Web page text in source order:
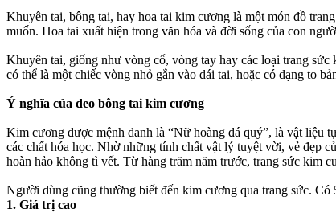
Khuyên tai, bông tai, hay hoa tai kim cương là một món đồ
muốn. Hoa tai xuất hiện trong văn hóa và đời sống của con
Khuyên tai, giống như vòng cổ, vòng tay hay các loại trang
có thể là một chiếc vòng nhỏ gắn vào dái tai, hoặc có dạng to
Ý nghĩa của đeo bông tai kim cương
Kim cương được mệnh danh là “Nữ hoàng đá quý”, là vật liệu
các chất hóa học. Nhờ những tính chất vật lý tuyệt vời, vẻ đẹp
hoàn hảo không tì vết. Từ hàng trăm năm trước, trang sức kim
Người dùng cũng thường biết đến kim cương qua trang sức.
1. Giá trị cao